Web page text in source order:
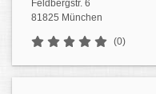
Feldbergstr. 6
81825 München
(0)